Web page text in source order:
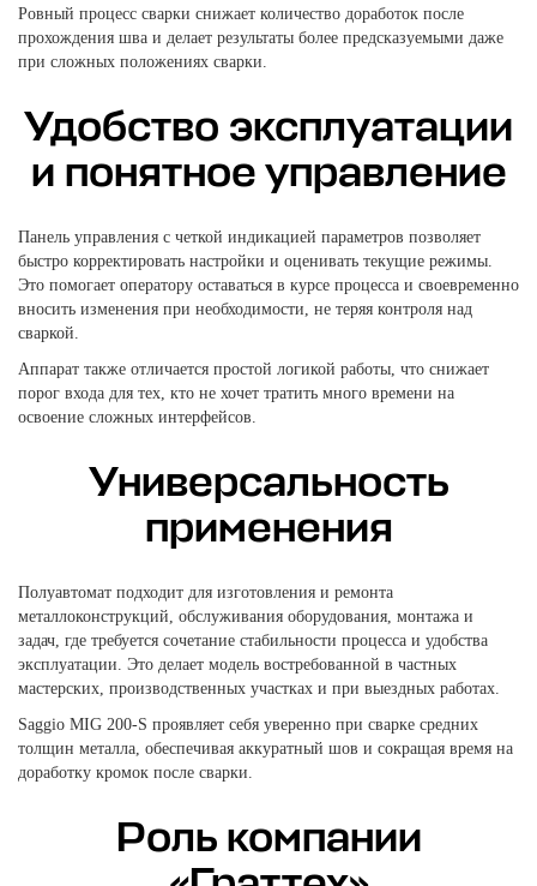
Ровный процесс сварки снижает количество доработок после
прохождения шва и делает результаты более предсказуемыми даже
при сложных положениях сварки.
Удобство эксплуатации
и понятное управление
Панель управления с четкой индикацией параметров позволяет
быстро корректировать настройки и оценивать текущие режимы.
Это помогает оператору оставаться в курсе процесса и своевременно
вносить изменения при необходимости, не теряя контроля над
сваркой.
Аппарат также отличается простой логикой работы, что снижает
порог входа для тех, кто не хочет тратить много времени на
освоение сложных интерфейсов.
Универсальность
применения
Полуавтомат подходит для изготовления и ремонта
металлоконструкций, обслуживания оборудования, монтажа и
задач, где требуется сочетание стабильности процесса и удобства
эксплуатации. Это делает модель востребованной в частных
мастерских, производственных участках и при выездных работах.
Saggio MIG 200-S проявляет себя уверенно при сварке средних
толщин металла, обеспечивая аккуратный шов и сокращая время на
доработку кромок после сварки.
Роль компании